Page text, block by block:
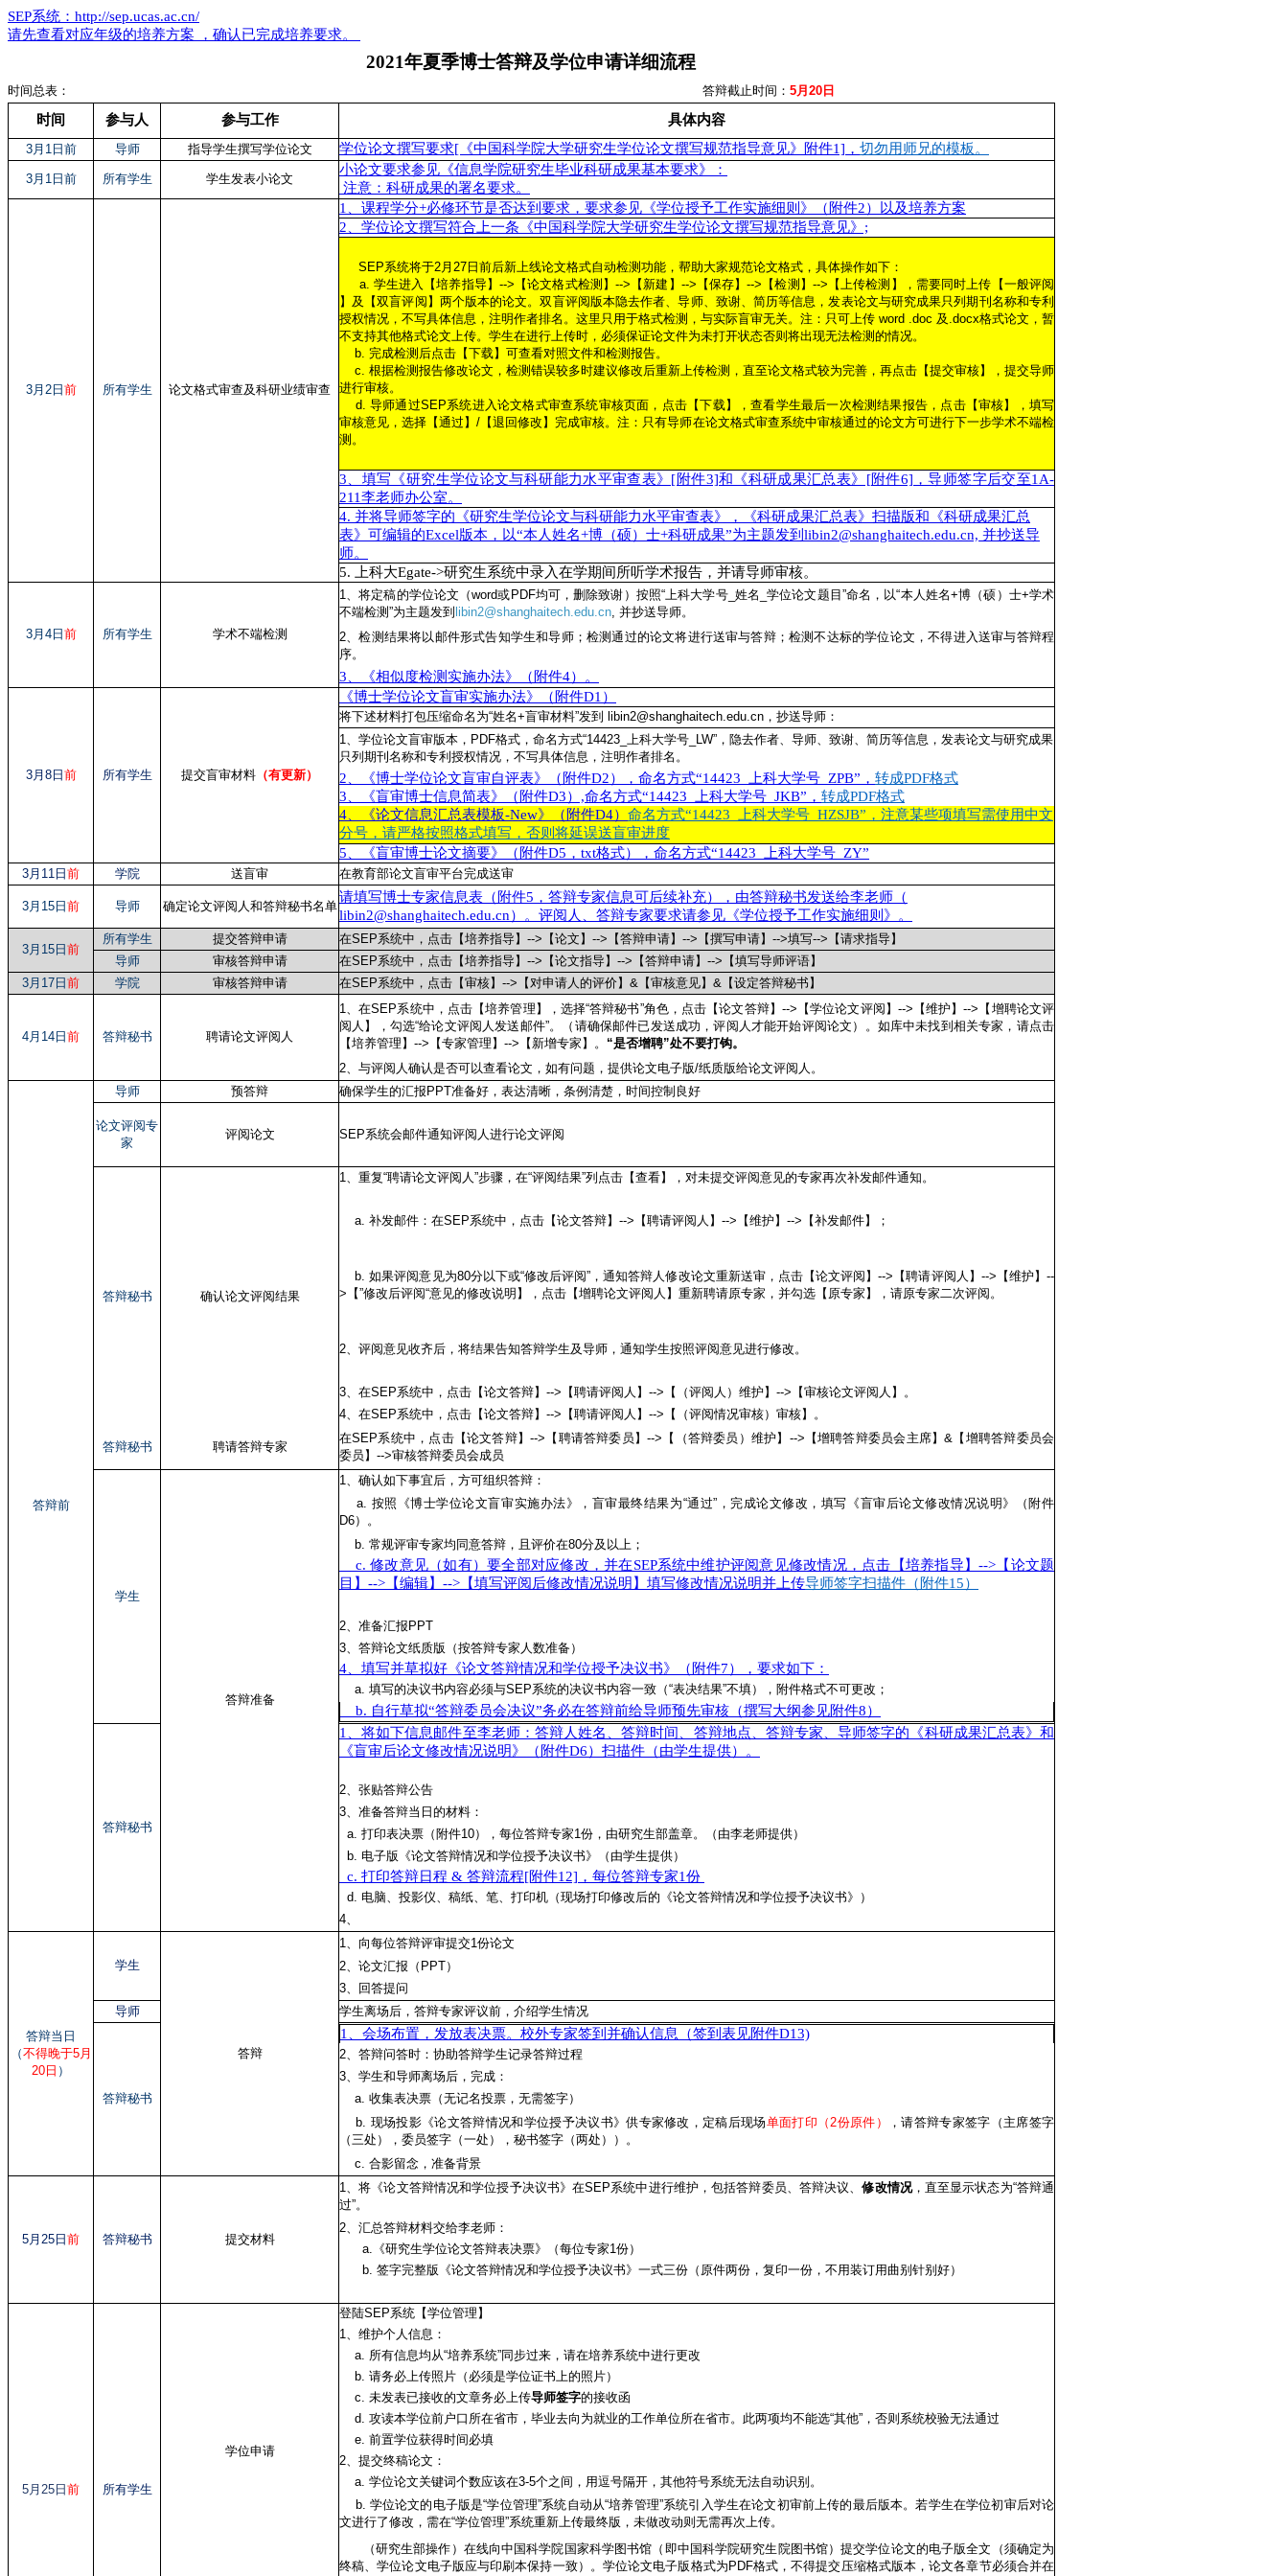
SEP系统：http://sep.ucas.ac.cn/
请先查看对应年级的培养方案 ，确认已完成培养要求。
2021年夏季博士答辩及学位申请详细流程
时间总表： 答辩截止时间： 5月20日
时间 参与人 参与工作 具体内容
3月1日前 导师 指导学生撰写学位论文 学位论文撰写要求[《中国科学院大学研究生学位论文撰写规范指导意见》附件1]， 切勿用师兄的模板。
3月1日前 所有学生 学生发表小论文
小论文要求参见《信息学院研究生毕业科研成果基本要求》：
注意：科研成果的署名要求。
3月2日 前 所有学生 论文格式审查及科研业绩审查
1、课程学分+必修环节是否达到要求，要求参见《学位授予工作实施细则》（附件2）以及培养方案
2、学位论文撰写符合上一条《中国科学院大学研究生学位论文撰写规范指导意见》;
SEP系统将于2月27日前后新上线论文格式自动检测功能，帮助大家规范论文格式，具体操作如下：
a. 学生进入【培养指导】-->【论文格式检测】-->【新建】-->【保存】-->【检测】-->【上传检测】，需要同时上传【一般评阅
】及【双盲评阅】两个版本的论文。双盲评阅版本隐去作者、导师、致谢、简历等信息，发表论文与研究成果只列期刊名称和专利
授权情况，不写具体信息，注明作者排名。这里只用于格式检测，与实际盲审无关。注：只可上传 word .doc 及.docx格式论文，暂
不支持其他格式论文上传。学生在进行上传时，必须保证论文件为未打开状态否则将出现无法检测的情况。
b. 完成检测后点击【下载】可查看对照文件和检测报告。
c. 根据检测报告修改论文，检测错误较多时建议修改后重新上传检测，直至论文格式较为完善，再点击【提交审核】，提交导师
进行审核。
d. 导师通过SEP系统进入论文格式审查系统审核页面，点击【下载】，查看学生最后一次检测结果报告，点击【审核】，填写
审核意见，选择【通过】/【退回修改】完成审核。注：只有导师在论文格式审查系统中审核通过的论文方可进行下一步学术不端检
测。
3、填写《研究生学位论文与科研能力水平审查表》[附件3]和《科研成果汇总表》[附件6]，导师签字后交至1A-
211李老师办公室。
4. 并将导师签字的《研究生学位论文与科研能力水平审查表》，《科研成果汇总表》扫描版和《科研成果汇总
表》可编辑的Excel版本，以“本人姓名+博（硕）士+科研成果”为主题发到libin2@shanghaitech.edu.cn, 并抄送导
师。
5. 上科大Egate->研究生系统中录入在学期间所听学术报告，并请导师审核。
3月4日 前 所有学生 学术不端检测
1、将定稿的学位论文（word或PDF均可，删除致谢）按照“上科大学号_姓名_学位论文题目”命名，以“本人姓名+博（硕）士+学术
不端检测”为主题发到 libin2@shanghaitech.edu.cn, 并抄送导师。
2、检测结果将以邮件形式告知学生和导师；检测通过的论文将进行送审与答辩；检测不达标的学位论文，不得进入送审与答辩程
序。
3、《相似度检测实施办法》（附件4）。
3月8日 前 所有学生 提交盲审材料 （有更新）
《博士学位论文盲审实施办法》（附件D1）
将下述材料打包压缩命名为“姓名+盲审材料”发到 libin2@shanghaitech.edu.cn，抄送导师：
1、学位论文盲审版本，PDF格式，命名方式“14423_上科大学号_LW”，隐去作者、导师、致谢、简历等信息，发表论文与研究成果
只列期刊名称和专利授权情况，不写具体信息，注明作者排名。
2、《博士学位论文盲审自评表》（附件D2），命名方式“14423_上科大学号_ZPB”， 转成PDF格式
3、《盲审博士信息简表》（附件D3）,命名方式“14423_上科大学号_JKB”， 转成PDF格式
4、《论文信息汇总表模板-New》（附件D4） 命名方式“14423_上科大学号_HZSJB”，注意某些项填写需使用中文
分号，请严格按照格式填写，否则将延误送盲审进度
5、《盲审博士论文摘要》（附件D5，txt格式），命名方式“14423_上科大学号_ZY”
3月11日 前 学院 送盲审 在教育部论文盲审平台完成送审
3月15日 前 导师 确定论文评阅人和答辩秘书名单
请填写博士专家信息表（附件5，答辩专家信息可后续补充），由答辩秘书发送给李老师（
libin2@shanghaitech.edu.cn）。评阅人、答辩专家要求请参见《学位授予工作实施细则》。
3月15日 前
所有学生 提交答辩申请
在SEP系统中，点击【培养指导】-->【论文】-->【答辩申请】-->【撰写申请】-->填写-->【请求指导】
导师
审核答辩申请
在SEP系统中，点击【培养指导】-->【论文指导】-->【答辩申请】-->【填写导师评语】
3月17日 前 学院 审核答辩申请 在SEP系统中，点击【审核】-->【对申请人的评价】&【审核意见】&【设定答辩秘书】
4月14日 前 答辩秘书 聘请论文评阅人
1、在SEP系统中，点击【培养管理】，选择“答辩秘书”角色，点击【论文答辩】-->【学位论文评阅】-->【维护】-->【增聘论文评
阅人】，勾选“给论文评阅人发送邮件”。（请确保邮件已发送成功，评阅人才能开始评阅论文）。如库中未找到相关专家，请点击
【培养管理】-->【专家管理】-->【新增专家】。 “是否增聘”处不要打钩。
2、与评阅人确认是否可以查看论文，如有问题，提供论文电子版/纸质版给论文评阅人。
答辩前
导师 预答辩 确保学生的汇报PPT准备好，表达清晰，条例清楚，时间控制良好
论文评阅专
家
评阅论文 SEP系统会邮件通知评阅人进行论文评阅
答辩秘书 确认论文评阅结果
1、重复“聘请论文评阅人”步骤，在“评阅结果”列点击【查看】，对未提交评阅意见的专家再次补发邮件通知。
a. 补发邮件：在SEP系统中，点击【论文答辩】-->【聘请评阅人】-->【维护】-->【补发邮件】；
b. 如果评阅意见为80分以下或“修改后评阅”，通知答辩人修改论文重新送审，点击【论文评阅】-->【聘请评阅人】-->【维护】--
>【”修改后评阅“意见的修改说明】，点击【增聘论文评阅人】重新聘请原专家，并勾选【原专家】，请原专家二次评阅。
2、评阅意见收齐后，将结果告知答辩学生及导师，通知学生按照评阅意见进行修改。
3、在SEP系统中，点击【论文答辩】-->【聘请评阅人】-->【（评阅人）维护】-->【审核论文评阅人】。
4、在SEP系统中，点击【论文答辩】-->【聘请评阅人】-->【（评阅情况审核）审核】。
答辩秘书 聘请答辩专家
在SEP系统中，点击【论文答辩】-->【聘请答辩委员】-->【（答辩委员）维护】-->【增聘答辩委员会主席】&【增聘答辩委员会
委员】-->审核答辩委员会成员
学生
答辩准备
1、确认如下事宜后，方可组织答辩：
a. 按照《博士学位论文盲审实施办法》，盲审最终结果为“通过”，完成论文修改，填写《盲审后论文修改情况说明》（附件
D6）。
b. 常规评审专家均同意答辩，且评价在80分及以上；
c. 修改意见（如有）要全部对应修改，并在SEP系统中维护评阅意见修改情况，点击【培养指导】-->【论文题
目】-->【编辑】-->【填写评阅后修改情况说明】填写修改情况说明并上传导师签字扫描件（附件15）
2、准备汇报PPT
3、答辩论文纸质版（按答辩专家人数准备）
4、填写并草拟好《论文答辩情况和学位授予决议书》（附件7），要求如下：
a. 填写的决议书内容必须与SEP系统的决议书内容一致（“表决结果”不填），附件格式不可更改；
b. 自行草拟“答辩委员会决议”务必在答辩前给导师预先审核（撰写大纲参见附件8）
答辩秘书
1、将如下信息邮件至李老师：答辩人姓名、答辩时间、答辩地点、答辩专家、导师签字的《科研成果汇总表》和
《盲审后论文修改情况说明》（附件D6）扫描件（由学生提供）。
2、张贴答辩公告
3、准备答辩当日的材料：
a. 打印表决票（附件10）
，每位答辩专家1份，由研究生部盖章。（由李老师提供）
b. 电子版《论文答辩情况和学位授予决议书》（由学生提供）
c. 打印答辩日程 & 答辩流程[附件12]，每位答辩专家1份
d. 电脑、投影仪、稿纸、笔、打印机（现场打印修改后的《论文答辩情况和学位授予决议书》）
4、
答辩当日
（不得晚于5月
20日 ）
学生
答辩
1、向每位答辩评审提交1份论文
2、论文汇报（PPT）
3、回答提问
导师
学生离场后，答辩专家评议前，介绍学生情况
答辩秘书
1、会场布置，发放表决票。校外专家签到并确认信息（签到表见附件D13)
2、答辩问答时：协助答辩学生记录答辩过程
3、学生和导师离场后，完成：
a. 收集表决票（无记名投票，无需签字）
b. 现场投影《论文答辩情况和学位授予决议书》供专家修改，定稿后现场单面打印（2份原件）
，请答辩专家签字（主席签字
（三处），委员签字（一处），秘书签字（两处））。
c. 合影留念，准备背景
5月25日 前 答辩秘书 提交材料
1、将《论文答辩情况和学位授予决议书》在SEP系统中进行维护，包括答辩委员、答辩决议、修改情况，直至显示状态为“答辩通
过”。
2、汇总答辩材料交给李老师：
a.《研究生学位论文答辩表决票》（每位专家1份）
b. 签字完整版《论文答辩情况和学位授予决议书》一式三份（原件两份，复印一份，不用装订用曲别针别好）
5月25日 前 所有学生
学位申请
登陆SEP系统【学位管理】
1、维护个人信息：
a. 所有信息均从“培养系统”同步过来，请在培养系统中进行更改
b. 请务必上传照片（必须是学位证书上的照片）
c. 未发表已接收的文章务必上传导师签字的接收函
d. 攻读本学位前户口所在省市，毕业去向为就业的工作单位所在省市。此两项均不能选“其他”，否则系统校验无法通过
e. 前置学位获得时间必填
2、提交终稿论文：
a. 学位论文关键词个数应该在3-5个之间，用逗号隔开，其他符号系统无法自动识别。
b. 学位论文的电子版是“学位管理”系统自动从“培养管理”系统引入学生在论文初审前上传的最后版本。若学生在学位初审后对论
文进行了修改，需在“学位管理”系统重新上传最终版，未做改动则无需再次上传。
（研究生部操作）在线向中国科学院国家科学图书馆（即中国科学院研究生院图书馆）提交学位论文的电子版全文（须确定为
终稿、学位论文电子版应与印刷本保持一致）。学位论文电子版格式为PDF格式，不得提交压缩格式版本，论文各章节必须合并在